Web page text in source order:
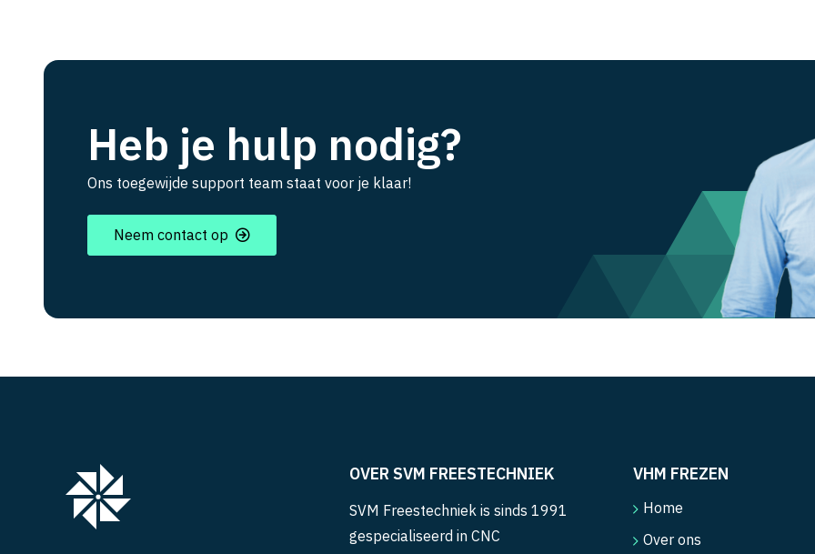
Heb je hulp nodig?
Ons toegewijde support team staat voor je klaar!
Neem contact op
OVER SVM FREESTECHNIEK
SVM Freestechniek is sinds 1991
gespecialiseerd in CNC
VHM FREZEN
Home
Over ons